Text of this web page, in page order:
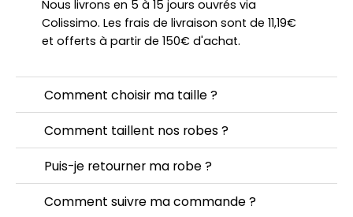
Nous livrons en 5 à 15 jours ouvrés via
Colissimo. Les frais de livraison sont de 11,19€
et offerts à partir de 150€ d'achat.
Comment choisir ma taille ?
Comment taillent nos robes ?
Puis-je retourner ma robe ?
Comment suivre ma commande ?